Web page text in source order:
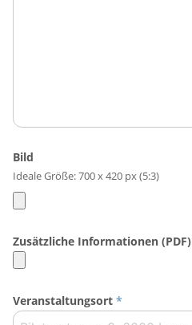
Bild
Ideale Größe: 700 x 420 px (5:3)
Zusätzliche Informationen (PDF)
Veranstaltungsort *